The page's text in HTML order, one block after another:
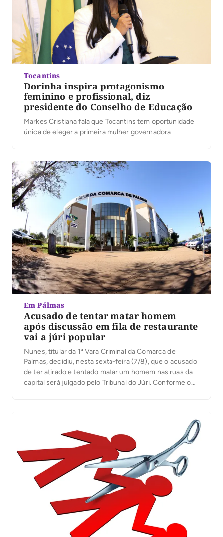
Tocantins
Dorinha inspira protagonismo
feminino e profissional, diz
presidente do Conselho de Educação
Markes Cristiana fala que Tocantins tem oportunidade
única de eleger a primeira mulher governadora
Em Pálmas
Acusado de tentar matar homem
após discussão em fila de restaurante
vai a júri popular
Nunes, titular da 1ª Vara Criminal da Comarca de
Palmas, decidiu, nesta sexta-feira (7/8), que o acusado
de ter atirado e tentado matar um homem nas ruas da
capital será julgado pelo Tribunal do Júri. Conforme o